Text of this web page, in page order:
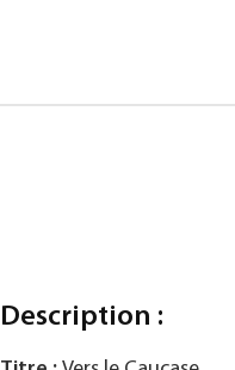
Description :